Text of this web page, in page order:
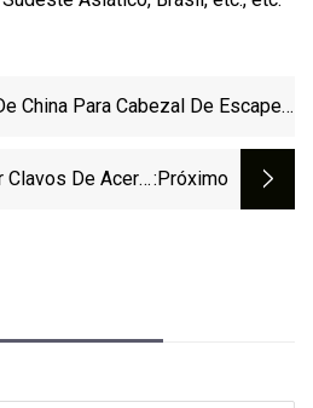
China Para Cabezal De Escape
Clavos De Acero,:próximo